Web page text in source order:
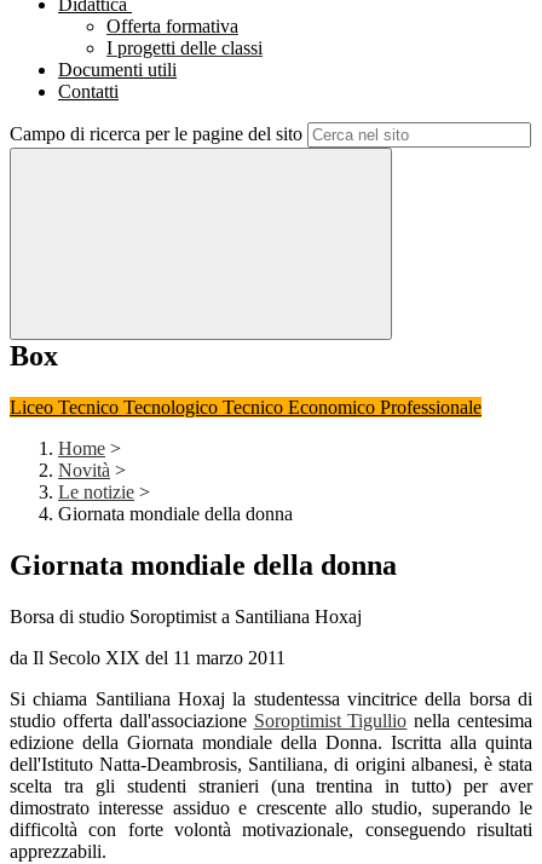
Didattica
Offerta formativa
I progetti delle classi
Documenti utili
Contatti
Campo di ricerca per le pagine del sito
Box
Liceo Tecnico Tecnologico Tecnico Economico Professionale
Home >
Novità >
Le notizie >
Giornata mondiale della donna
Giornata mondiale della donna
Borsa di studio Soroptimist a Santiliana Hoxaj
da Il Secolo XIX del 11 marzo 2011
Si chiama Santiliana Hoxaj la studentessa vincitrice della borsa di
studio offerta dall'associazione Soroptimist Tigullio nella centesima
edizione della Giornata mondiale della Donna. Iscritta alla quinta
dell'Istituto Natta-Deambrosis, Santiliana, di origini albanesi, è stata
scelta tra gli studenti stranieri (una trentina in tutto) per aver
dimostrato interesse assiduo e crescente allo studio, superando le
difficoltà con forte volontà motivazionale, conseguendo risultati
apprezzabili.